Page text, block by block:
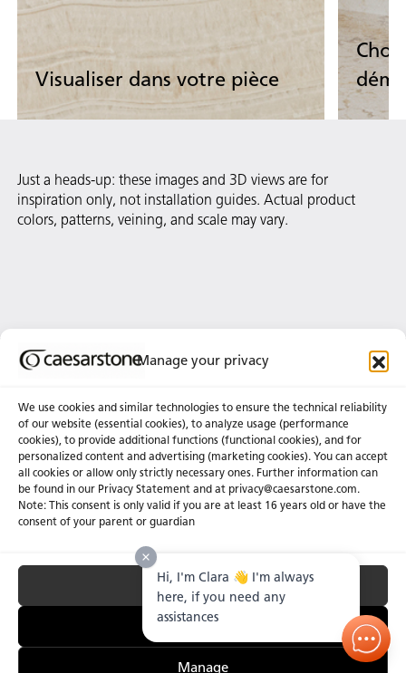
Manage your privacy
We use cookies and similar technologies to ensure the technical reliability
of our website (essential cookies), to analyze usage (performance
cookies), to provide additional functions (functional cookies), and for
personalized content and advertising (marketing cookies). You can accept
all cookies or allow only strictly necessary ones. Further information can
be found in our Privacy Statement and at privacy@caesarstone.com.
Note: This consent is only valid if you are at least 16 years old or have the
consent of your parent or guardian
Accept All
Essential Only
Manage
Visualiser dans votre pièce
voir nos surfaces prendre vie.
Just a heads-up: these images and 3D views are for
inspiration only, not installation guides. Actual product
colors, patterns, veining, and scale may vary.
Abonnez-Vous À Notre Infolettre
Obtenir une soumission
À propos de nous Certifications
Communiqués Carrières
Investisseurs
Gérer les Témoins Conditions Générales de Vente
Lutte Contre le Travail Forcé et le Travail des Enfants.
Hi, I'm Clara 👋 I'm always
here, if you need any
assistances